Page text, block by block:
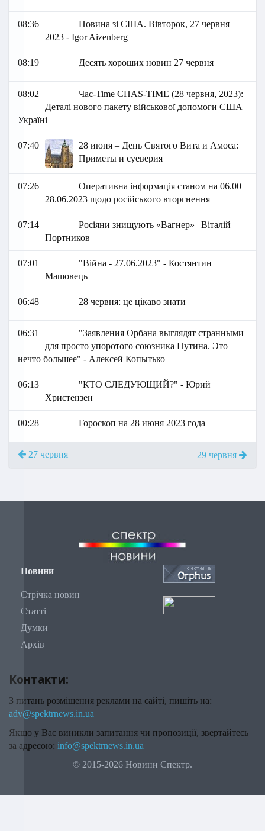
08:36
Новина зі США. Вівторок, 27 червня
2023 - Igor Aizenberg
08:19 Десять хороших новин 27 червня
08:02
Час-Time CHAS-TIME (28 червня, 2023):
Деталі нового пакету військової допомоги США
Україні
07:40
28 июня – День Святого Вита и Амоса:
Приметы и суеверия
07:26
Оперативна інформація станом на 06.00
28.06.2023 щодо російського вторгнення
07:14
Росіяни знищують «Вагнер» | Віталій
Портников
07:01
"Війна - 27.06.2023" - Костянтин
Машовець
06:48 28 червня: це цікаво знати
06:31
"Заявления Орбана выглядят странными
для просто упоротого союзника Путина. Это
нечто большее" - Алексей Копытько
06:13
"КТО СЛЕДУЮЩИЙ?" - Юрий
Христензен
00:28 Гороскоп на 28 июня 2023 года
27 червня 29 червня
Новини
Стрічка новин
Статті
Думки
Архів
Контакти:
З питань розміщення реклами на сайті, пишіть на:
adv@spektrnews.in.ua
Якщо у Вас виникли запитання чи пропозиції, звертайтесь
за адресою: info@spektrnews.in.ua
© 2015-2026 Новини Спектр.